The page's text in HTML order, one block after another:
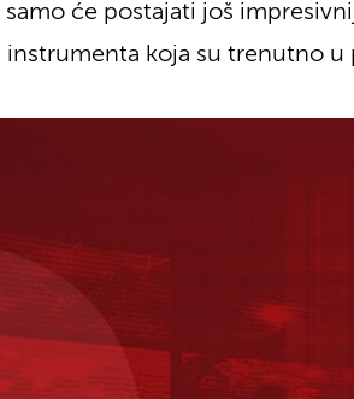
će postajati još
koja su trenutno u